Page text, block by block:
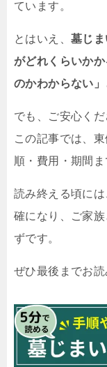
ています。
とはいえ、 墓じ
がどれくらいか
のかわからない」
でも、ご安心くだ
この記事では、
順・費用・期間ま
読み終える頃に
確になり、ご家
ずです。
ぜひ最後までお読